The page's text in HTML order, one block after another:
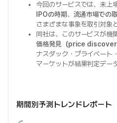
今回のサービスでは、未上
IPOの時期、 流通市場での
さまざまな事象を取引対象
同社は、このサービスが機
価格発見（price
ナスダック・プライベート・
マーケットが結果判定デー
期間別予測トレンドレポート